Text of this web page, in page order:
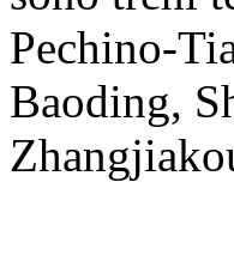
Pechino-
Baoding,